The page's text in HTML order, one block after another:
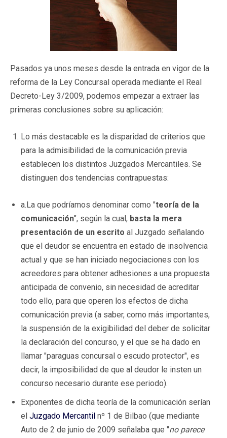
Pasados ya unos meses desde la entrada en vigor de la
reforma de la Ley Concursal operada mediante el Real
Decreto-Ley 3/2009, podemos empezar a extraer las
primeras conclusiones sobre su aplicación:
Lo más destacable es la disparidad de criterios que
para la admisibilidad de la comunicación previa
establecen los distintos Juzgados Mercantiles. Se
distinguen dos tendencias contrapuestas:
a.La que podríamos denominar como "teoría de la
comunicación", según la cual, basta la mera
presentación de un escrito al Juzgado señalando
que el deudor se encuentra en estado de insolvencia
actual y que se han iniciado negociaciones con los
acreedores para obtener adhesiones a una propuesta
anticipada de convenio, sin necesidad de acreditar
todo ello, para que operen los efectos de dicha
comunicación previa (a saber, como más importantes,
la suspensión de la exigibilidad del deber de solicitar
la declaración del concurso, y el que se ha dado en
llamar "paraguas concursal o escudo protector", es
decir, la imposibilidad de que al deudor le insten un
concurso necesario durante ese periodo).
Exponentes de dicha teoría de la comunicación serían
el Juzgado Mercantil nº 1 de Bilbao (que mediante
Auto de 2 de junio de 2009 señalaba que "no parece